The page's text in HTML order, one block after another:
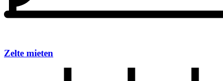
Zelte mieten